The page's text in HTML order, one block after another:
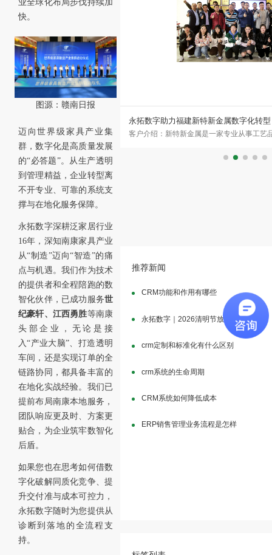
业全球化布局步伐持续加
快。
图源：赣南日报
迈向世界级家具产业集
群，数字化是高质量发展
的“必答题”。从生产透明
到管理精益，企业转型离
不开专业、可靠的系统支
撑与在地化服务保障。
永拓数字深耕泛家居行业
16年，深知南康家具产业
从“制造”迈向“智造”的痛
点与机遇。我们作为技术
的提供者和全程陪跑的数
智化伙伴，已成功服务世
纪豪轩、江西勇胜等南康
头部企业，无论是接
入“产业大脑”、打造透明
车间，还是实现订单的全
链路协同，都具备丰富的
在地化实战经验。我们已
提前布局南康本地服务，
团队响应更及时、方案更
贴合，为企业筑牢数智化
后盾。
如果您也在思考如何借数
字化破解同质化竞争、提
升交付准与成本可控力，
永拓数字随时为您提供从
诊断到落地的全流程支
持。
具专家 广州稳凯家具有限公司
质及户外家具的研发与制造
永拓数字助力福建新特新金属数字化转型
客户介绍：新特新金属是一家专业从事工艺
推荐新闻
CRM功能和作用有哪些
永拓数字｜2026清明节放假通知
crm定制和标准化有什么区别
crm系统的生命周期
CRM系统如何降低成本
ERP销售管理业务流程是怎样